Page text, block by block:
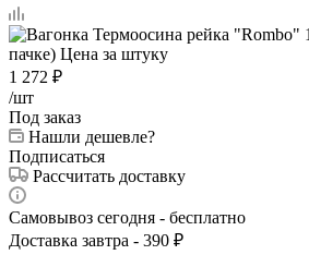
1 272 ₽
/шт
Под заказ
Нашли дешевле?
Подписаться
Рассчитать доставку
Самовывоз сегодня - бесплатно
Доставка завтра - 390 ₽